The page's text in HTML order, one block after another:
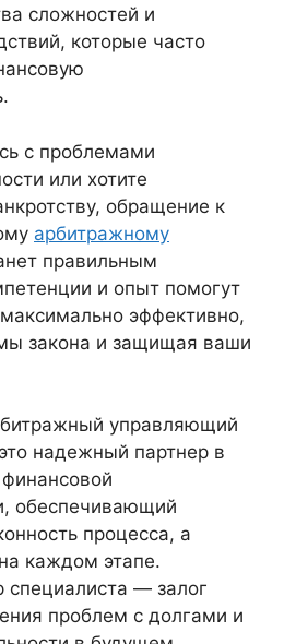
сложностей и
которые часто
с проблемами
или хотите
обращение к
арбитражному
правильным
и опыт помогут
эффективно,
закона и защищая ваши
управляющий
надежный партнер в
обеспечивающий
процесса, а
каждом этапе.
— залог
проблем с долгами и